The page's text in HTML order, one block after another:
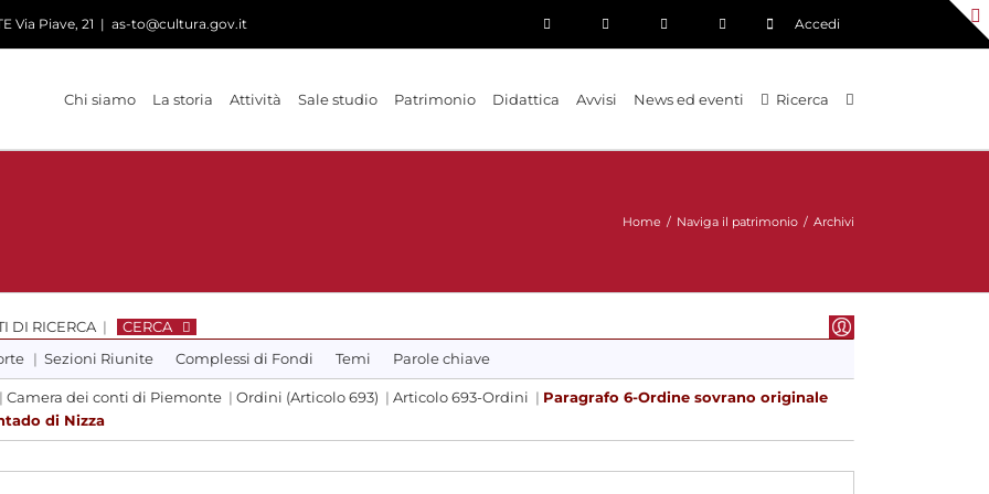
Via Piave, 21 | as-to@cultura.gov.it Accedi
Chi siamo La storia Attività Sale studio Patrimonio Didattica Avvisi News ed eventi Ricerca
Home / Naviga il patrimonio / Archivi
DI RICERCA |
CERCA
| Sezioni Riunite Complessi di Fondi Temi Parole chiave
| Camera dei conti di Piemonte | Ordini (Articolo 693) | Articolo 693-Ordini | Paragrafo 6-Ordine sovrano originale
di Nizza